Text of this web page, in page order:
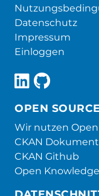
Datenschutz
Impressum
Einloggen
OPEN SOURCE
Wir nutzen
CKAN
CKAN Github
Open